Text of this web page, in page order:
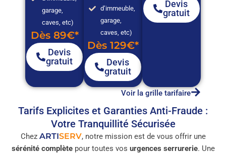
garage,
caves, etc)
Dès 89€*
Devis
gratuit
d’immeuble,
garage,
caves, etc)
Dès 129€*
Devis
gratuit
Devis
gratuit
Voir la grille tarifaire
Tarifs Explicites et Garanties Anti-Fraude :
Votre Tranquillité Sécurisée
Chez ARTISERV, notre mission est de vous offrir une
sérénité complètepour toutes vos urgences serrurerie. Une